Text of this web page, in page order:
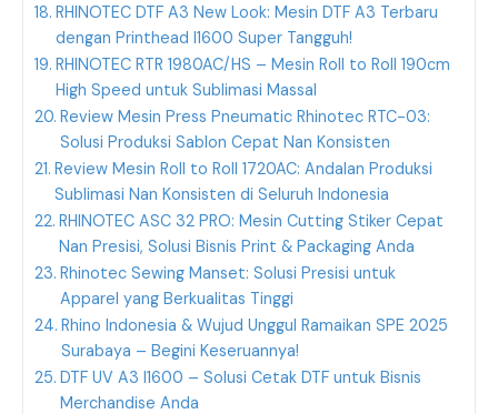
RHINOTEC DTF A3 New Look: Mesin DTF A3 Terbaru
dengan Printhead I1600 Super Tangguh!
RHINOTEC RTR 1980AC/HS – Mesin Roll to Roll 190cm
High Speed untuk Sublimasi Massal
Review Mesin Press Pneumatic Rhinotec RTC-03:
Solusi Produksi Sablon Cepat Nan Konsisten
Review Mesin Roll to Roll 1720AC: Andalan Produksi
Sublimasi Nan Konsisten di Seluruh Indonesia
RHINOTEC ASC 32 PRO: Mesin Cutting Stiker Cepat
Nan Presisi, Solusi Bisnis Print & Packaging Anda
Rhinotec Sewing Manset: Solusi Presisi untuk
Apparel yang Berkualitas Tinggi
Rhino Indonesia & Wujud Unggul Ramaikan SPE 2025
Surabaya – Begini Keseruannya!
DTF UV A3 I1600 – Solusi Cetak DTF untuk Bisnis
Merchandise Anda